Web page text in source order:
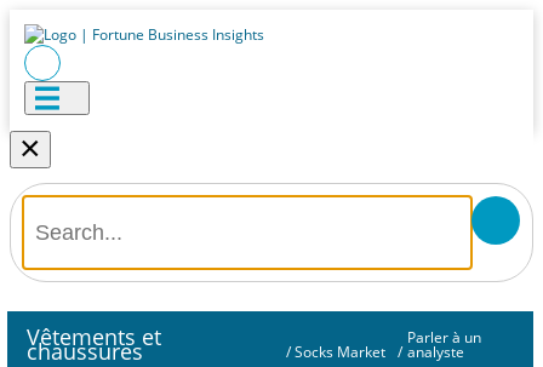
×
Vêtements et
chaussures / Socks Market /
Parler à un
analyste